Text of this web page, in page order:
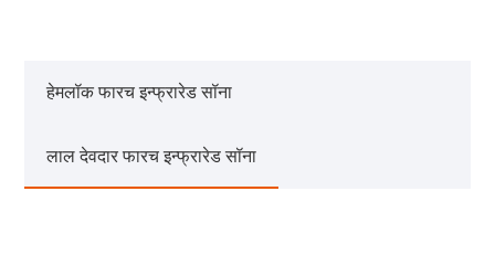
हेमलॉक फारच इन्फ्रारेड सॉना
लाल देवदार फारच इन्फ्रारेड सॉना